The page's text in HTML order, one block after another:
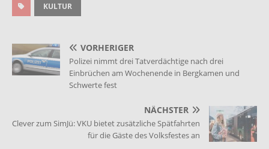
KULTUR
VORHERIGER
Polizei nimmt drei Tatverdächtige nach drei
Einbrüchen am Wochenende in Bergkamen und
Schwerte fest
NÄCHSTER
Clever zum SimJü: VKU bietet zusätzliche Spätfahrten
für die Gäste des Volksfestes an